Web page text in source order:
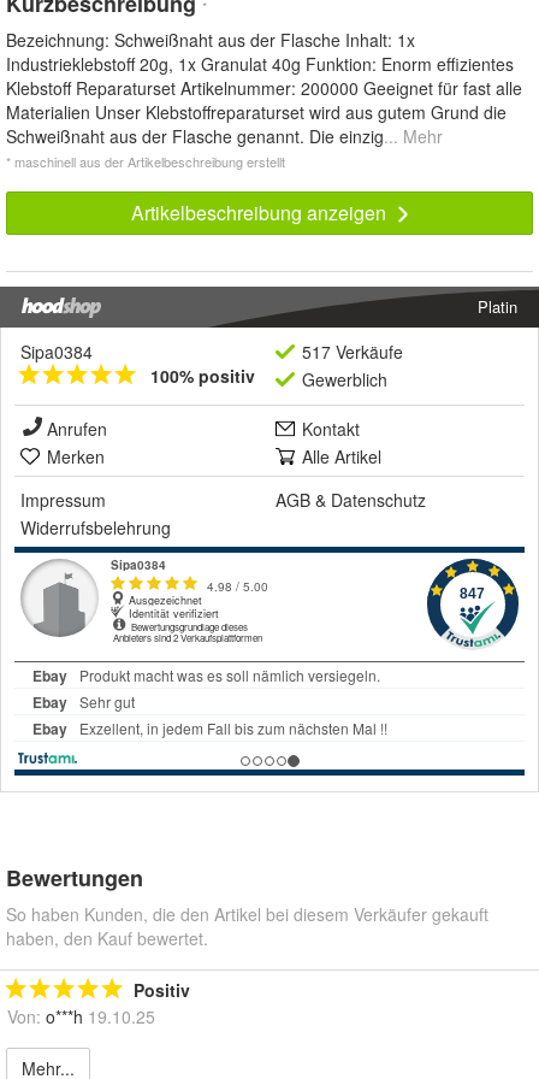
*
Bezeichnung: Schweißnaht aus der Flasche Inhalt: 1x
Industrieklebstoff 20g, 1x Granulat 40g Funktion: Enorm effizientes
Klebstoff Reparaturset Artikelnummer: 200000 Geeignet für fast alle
Materialien Unser Klebstoffreparaturset wird aus gutem Grund die
Schweißnaht aus der Flasche genannt. Die einzig... Mehr
* maschinell aus der Artikelbeschreibung erstellt
Artikelbeschreibung anzeigen
Platin
Sipa0384
100% positiv
517 Verkäufe
Gewerblich
Anrufen
Kontakt
Merken
Alle Artikel
Impressum
AGB & Datenschutz
Widerrufsbelehrung
Bewertungen
So haben Kunden, die den Artikel bei diesem Verkäufer gekauft
haben, den Kauf bewertet.
Positiv
Von: o***h 19.10.25
Mehr...